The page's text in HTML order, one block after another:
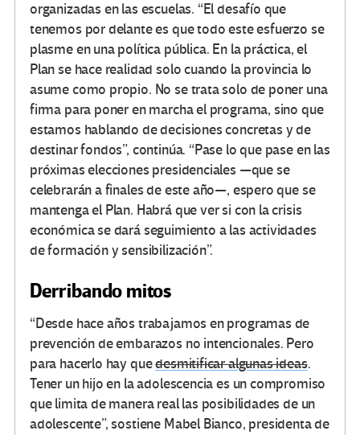
organizadas en las escuelas. “El desafío que
tenemos por delante es que todo este esfuerzo se
plasme en una política pública. En la práctica, el
Plan se hace realidad solo cuando la provincia lo
asume como propio. No se trata solo de poner una
firma para poner en marcha el programa, sino que
estamos hablando de decisiones concretas y de
destinar fondos”, continúa. “Pase lo que pase en las
próximas elecciones presidenciales —que se
celebrarán a finales de este año—, espero que se
mantenga el Plan. Habrá que ver si con la crisis
económica se dará seguimiento a las actividades
de formación y sensibilización”.
Derribando mitos
“Desde hace años trabajamos en programas de
prevención de embarazos no intencionales. Pero
para hacerlo hay quedesmitificar algunas ideas.
Tener un hijo en la adolescencia es un compromiso
que limita de manera real las posibilidades de un
adolescente”, sostiene Mabel Bianco, presidenta de